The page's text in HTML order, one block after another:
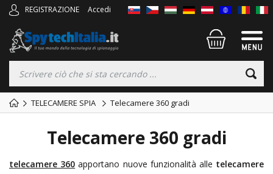
REGISTRAZIONE Accedi
TELECAMERE SPIA Telecamere 360 gradi
Telecamere 360 gradi
telecamere 360 apportano nuove funzionalità alle telecamere